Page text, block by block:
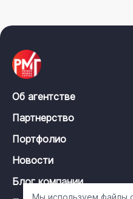
Об агентстве
Партнерство
Портфолио
Новости
Блог компании
Мы используем файлы